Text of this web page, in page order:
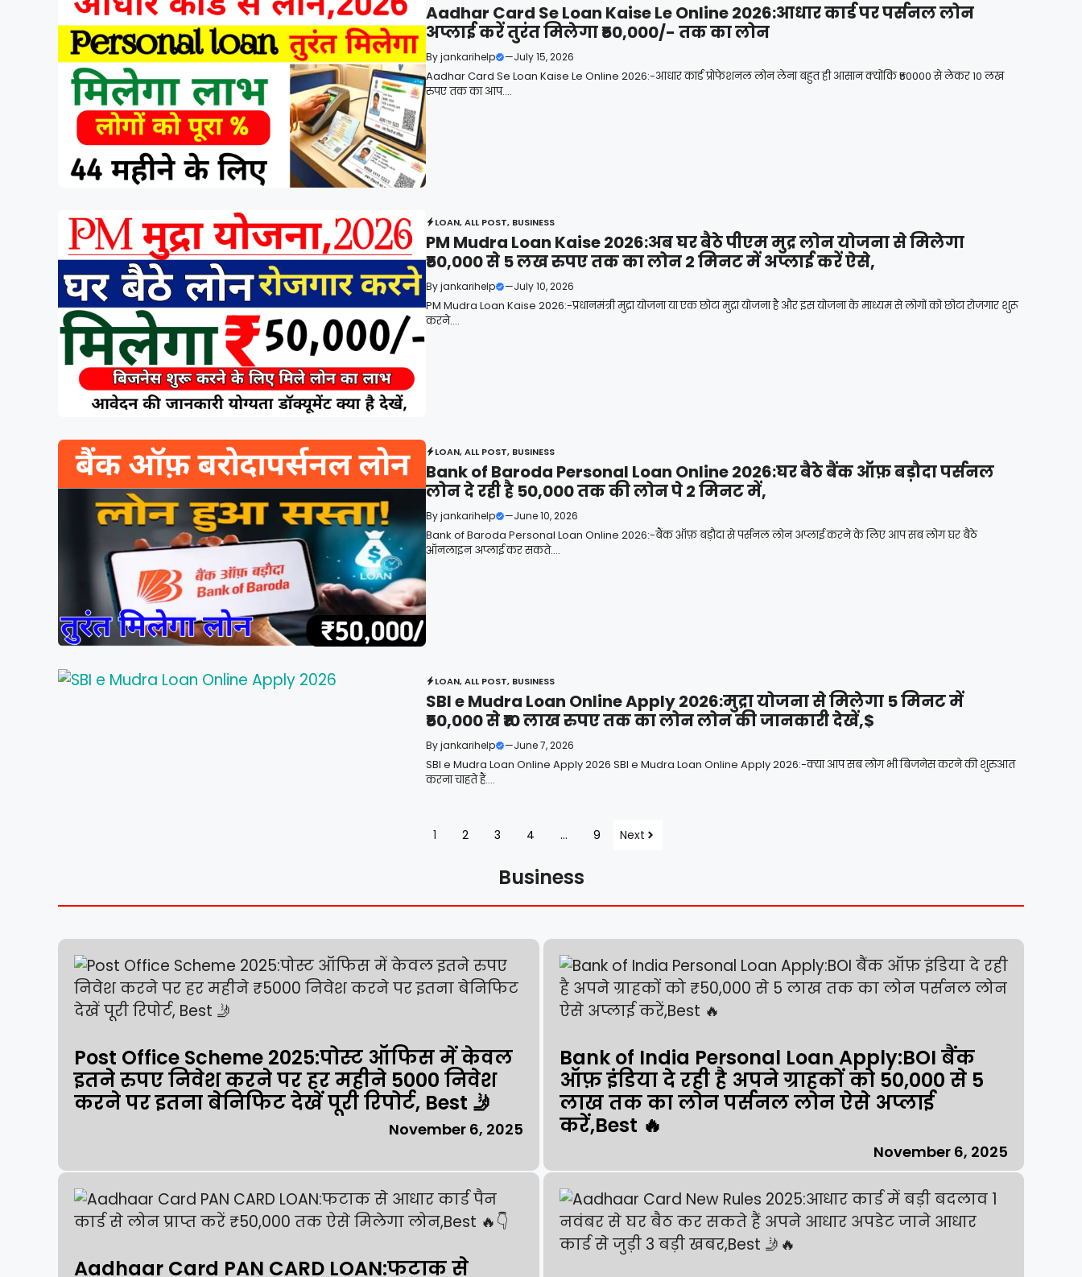
Aadhar Card Se Loan Kaise Le Online 2026:आधार कार्ड पर पर्सनल लोन
अप्लाई करें तुरंत मिलेगा ₹50,000/- तक का लोन
Byjankarihelp —July 15, 2026
Aadhar Card Se Loan Kaise Le Online 2026:-आधार कार्ड प्रोफेशनल लोन लेना बहुत ही आसान क्योंकि ₹50000 से लेकर 10 लख
रुपए तक का आप....
LOAN,ALL POST, BUSINESS
PM Mudra Loan Kaise 2026:अब घर बैठे पीएम मुद्र लोन योजना से मिलेगा
₹50,000 से 5 लख रुपए तक का लोन 2 मिनट में अप्लाई करें ऐसे,
Byjankarihelp —July 10, 2026
PM Mudra Loan Kaise 2026:-प्रधानमंत्री मुद्रा योजना या एक छोटा मुद्रा योजना है और इस योजना के माध्यम से लोगों को छोटा रोजगार शुरू
करने....
LOAN,ALL POST, BUSINESS
Bank of Baroda Personal Loan Online 2026:घर बैठे बैंक ऑफ़ बड़ौदा पर्सनल
लोन दे रही है 50,000 तक की लोन पे 2 मिनट में,
Byjankarihelp —June 10, 2026
Bank of Baroda Personal Loan Online 2026:-बैंक ऑफ़ बड़ौदा से पर्सनल लोन अप्लाई करने के लिए आप सब लोग घर बैठे
ऑनलाइन अप्लाई कर सकते....
LOAN,ALL POST, BUSINESS
SBI e Mudra Loan Online Apply 2026:मुद्रा योजना से मिलेगा 5 मिनट में
₹50,000 से ₹10 लाख रुपए तक का लोन लोन की जानकारी देखें,$
Byjankarihelp —June 7, 2026
SBI e Mudra Loan Online Apply 2026 SBI e Mudra Loan Online Apply 2026:-क्या आप सब लोग भी बिजनेस करने की शुरुआत
करना चाहते हैं....
1 2 3 4 … 9 Next
Business
Post Office Scheme 2025:पोस्ट ऑफिस में केवल
इतने रुपए निवेश करने पर हर महीने ₹5000 निवेश
करने पर इतना बेनिफिट देखें पूरी रिपोर्ट, Best 🤳
November 6, 2025
Bank of India Personal Loan Apply:BOI बैंक
ऑफ़ इंडिया दे रही है अपने ग्राहकों को ₹50,000 से 5
लाख तक का लोन पर्सनल लोन ऐसे अप्लाई
करें,Best 🔥
November 6, 2025
Aadhaar Card PAN CARD LOAN:फटाक से